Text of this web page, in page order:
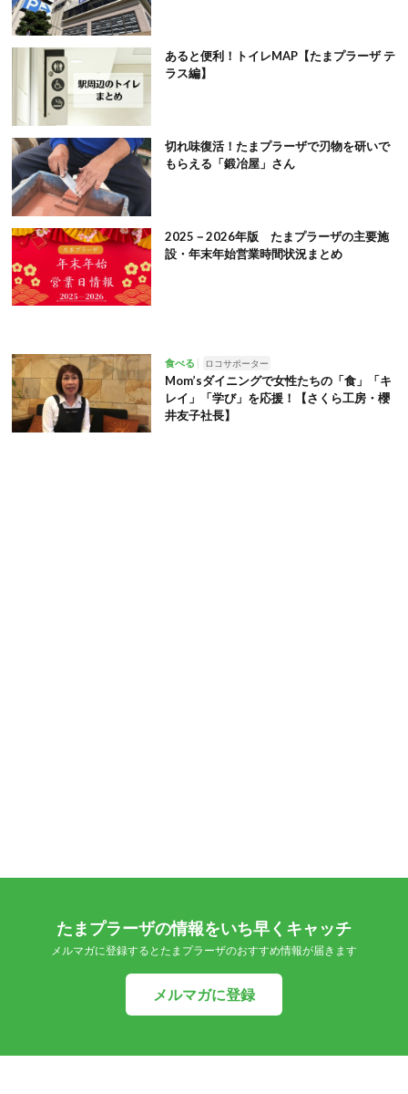
あると便利！トイレMAP【たまプラーザ テ
ラス編】
切れ味復活！たまプラーザで刃物を研いで
もらえる「鍛冶屋」さん
2025－2026年版 たまプラーザの主要施
設・年末年始営業時間状況まとめ
食べる ロコサポーター
Mom’sダイニングで女性たちの「食」「キ
レイ」「学び」を応援！【さくら工房・櫻
井友子社長】
たまプラーザの情報をいち早くキャッチ
メルマガに登録するとたまプラーザのおすすめ情報が届きます
メルマガに登録